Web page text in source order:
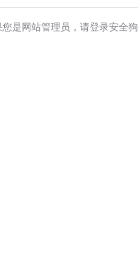
您是网站管理员，请登录安全狗